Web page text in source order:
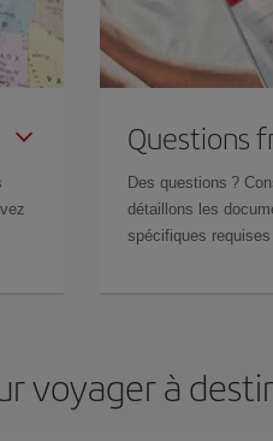
Questions
Des questions ?
détaillons les
spécifiques
voyager à